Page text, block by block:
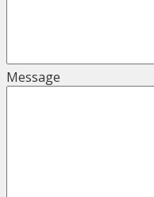
Message